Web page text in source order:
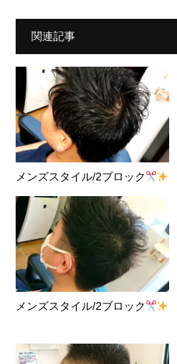
関連記事
メンズスタイル/2ブロック
メンズスタイル/2ブロック